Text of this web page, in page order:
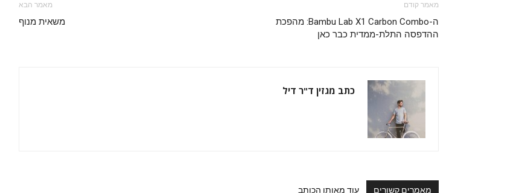
מאמר קודם
ה-Bambu Lab X1 Carbon Combo: מהפכת
ההדפסה התלת-ממדית כבר כאן
מאמר הבא
משאית מנוף
כתב מגזין ד"ר דיל
מאמרים קשורים עוד מאותו הכותב